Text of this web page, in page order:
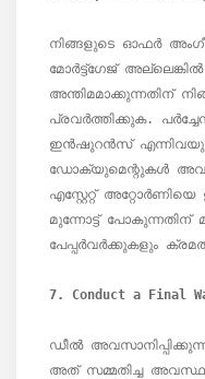
നിങ്ങളുടെ ഓഫർ
മോർട്ട്ഗേജ്
അന്തിമമാക്കുന്നതിന്
പ്രവർത്തിക്കുക.
ഇൻഷുറൻസ്
ഡോക്യുമെന്റുകൾ
എസ്റ്റേറ്റ്
മുന്നോട്ട്
പേപ്പർവർക്കുകളും
ഡീൽ
അത് സമ്മതിച്ച